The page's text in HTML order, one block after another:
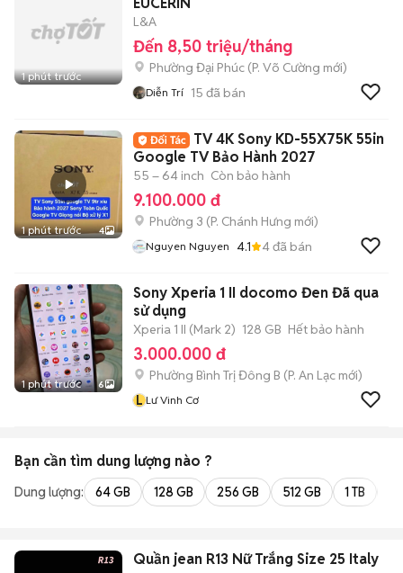
1 phút trước
L&A
Đến 8,50 triệu/tháng
Phường Đại Phúc (P. Võ Cường mới)
Diễn Trí 15 đã bán
1 phút trước 4
TV 4K Sony KD-55X75K 55in
Google TV Bảo Hành 2027
55 – 64 inch Còn bảo hành
9.100.000 đ
Phường 3 (P. Chánh Hưng mới)
Nguyen Nguyen 4.1 4đã bán
1 phút trước 6
Sony Xperia 1 II docomo Đen Đã qua
sử dụng
Xperia 1 II (Mark 2) 128 GB Hết bảo hành
3.000.000 đ
Phường Bình Trị Đông B (P. An Lạc mới)
L Lư Vinh Cơ
Bạn cần tìm dung lượng nào ?
Dung lượng: 64 GB 128 GB 256 GB 512 GB 1 TB
Quần jean R13 Nữ Trắng Size 25 Italy